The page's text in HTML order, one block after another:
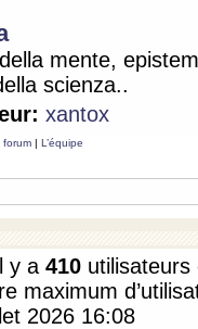
mente,
scienza..
xantox
forum | L’équipe
y a 410
maximum
2026 16:08